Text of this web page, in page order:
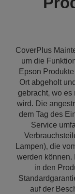
CoverPlus
um die
Epson
Ort abgeholt
gebracht, wo es
wird. Die
dem Tag des
Service
Lampen), die
werden können.
in den
auf der